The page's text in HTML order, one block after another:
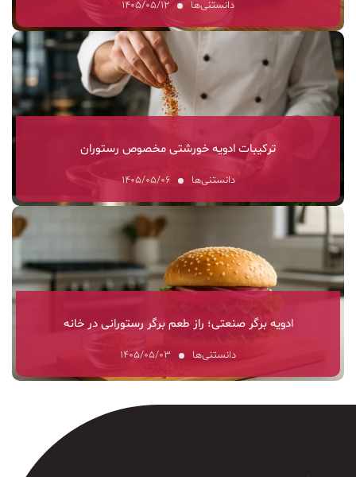
دانستنی‌ها ۱۴۰۵/۰۵/۱۲
دانستنی‌ها ۱۴۰۵/۰۵/۰۶
ترکیبات ادویه خورشتی مخصوص رستوران
دانستنی‌ها ۱۴۰۵/۰۵/۰۳
ادویه برگر صنعتی؛ راز طعم برگر رستورانی در خانه